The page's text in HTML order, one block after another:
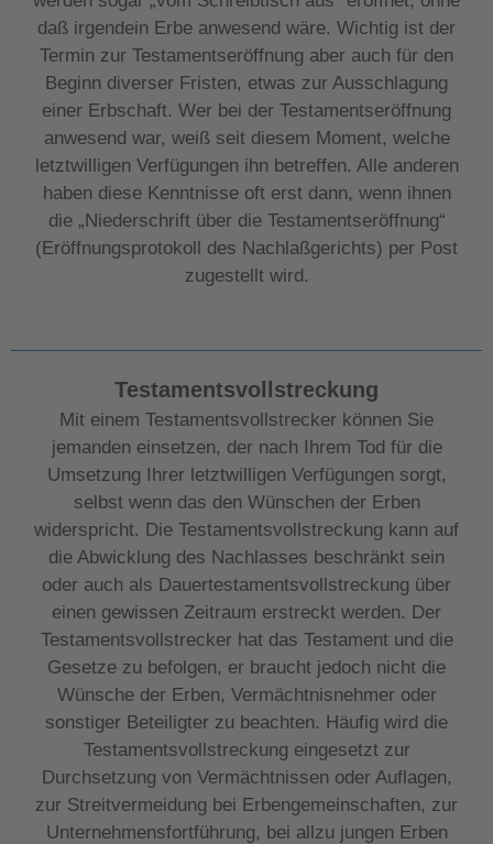
daß irgendein Erbe anwesend wäre. Wichtig ist der
Termin zur Testamentseröffnung aber auch für den
Beginn diverser Fristen, etwas zur Ausschlagung
einer Erbschaft. Wer bei der Testamentseröffnung
anwesend war, weiß seit diesem Moment, welche
letztwilligen Verfügungen ihn betreffen. Alle anderen
haben diese Kenntnisse oft erst dann, wenn ihnen
die „Niederschrift über die Testamentseröffnung“
(Eröffnungsprotokoll des Nachlaßgerichts) per Post
zugestellt wird.
Testamentsvollstreckung
Mit einem Testamentsvollstrecker können Sie
jemanden einsetzen, der nach Ihrem Tod für die
Umsetzung Ihrer letztwilligen Verfügungen sorgt,
selbst wenn das den Wünschen der Erben
widerspricht. Die Testamentsvollstreckung kann auf
die Abwicklung des Nachlasses beschränkt sein
oder auch als Dauertestamentsvollstreckung über
einen gewissen Zeitraum erstreckt werden. Der
Testamentsvollstrecker hat das Testament und die
Gesetze zu befolgen, er braucht jedoch nicht die
Wünsche der Erben, Vermächtnisnehmer oder
sonstiger Beteiligter zu beachten. Häufig wird die
Testamentsvollstreckung eingesetzt zur
Durchsetzung von Vermächtnissen oder Auflagen,
zur Streitvermeidung bei Erbengemeinschaften, zur
Unternehmensfortführung, bei allzu jungen Erben